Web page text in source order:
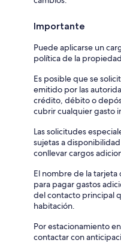
Importante
Puede aplicarse un
política de la propiedad.
Es posible que se
emitido por las
crédito, débito o
cubrir cualquier gasto
Las solicitudes
sujetas a
conllevar cargos
El nombre de la
para pagar gastos
del contacto principal
habitación.
Por estacionamiento
contactar con